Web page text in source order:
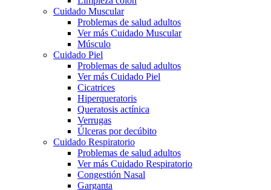
Cuidado Muscular
Problemas de salud adultos
Ver más Cuidado Muscular
Músculo
Cuidado Piel
Problemas de salud adultos
Ver más Cuidado Piel
Cicatrices
Hiperqueratoris
Queratosis actínica
Verrugas
Úlceras por decúbito
Cuidado Respiratorio
Problemas de salud adultos
Ver más Cuidado Respiratorio
Congestión Nasal
Garganta